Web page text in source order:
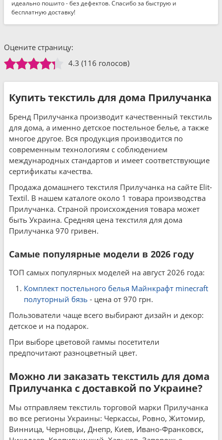
идеально пошито - без дефектов. Спасибо за быструю и
бесплатную доставку!
Оцените страницу:
4.3 (116 голосов)
Купить текстиль для дома Прилучанка
Бренд Прилучанка производит качественный текстиль
для дома, а именно детское постельное белье, а также
многое другое. Вся продукция производится по
современным технологиям с соблюдением
международных стандартов и имеет соответствующие
сертификаты качества.
Продажа домашнего текстиля Прилучанка на сайте Elit-
Textil. В нашем каталоге около 1 товара производства
Прилучанка. Страной происхождения товара может
быть Украина. Средняя цена текстиля для дома
Прилучанка 970 гривен.
Самые популярные модели в 2026 году
ТОП самых популярных моделей на август 2026 года:
Комплект постельного белья Майнкрафт minecraft
полуторный бязь - цена от 970 грн.
Пользователи чаще всего выбирают дизайн и декор:
детское и на подарок.
При выборе цветовой гаммы посетители
предпочитают разноцветный цвет.
Можно ли заказать текстиль для дома
Прилучанка с доставкой по Украине?
Мы отправляем текстиль торговой марки Прилучанка
во все регионы Украины: Черкассы, Ровно, Житомир,
Винница, Черновцы, Днепр, Киев, Ивано-Франковск,